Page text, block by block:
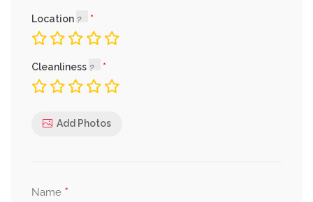
Location
Cleanliness
Add Photos
Name *